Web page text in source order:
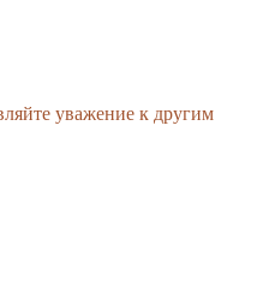
уважение к другим